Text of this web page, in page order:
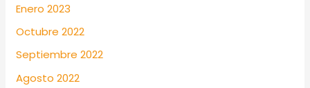
Enero 2023
Octubre 2022
Septiembre 2022
Agosto 2022